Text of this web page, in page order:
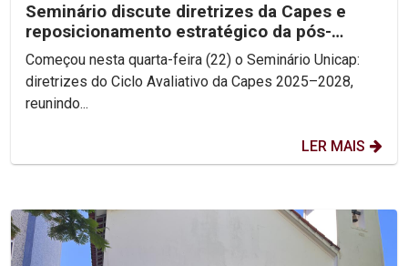
Seminário discute diretrizes da Capes e
reposicionamento estratégico da pós-
graduação
Começou nesta quarta-feira (22) o Seminário Unicap:
diretrizes do Ciclo Avaliativo da Capes 2025–2028,
reunindo...
LER MAIS